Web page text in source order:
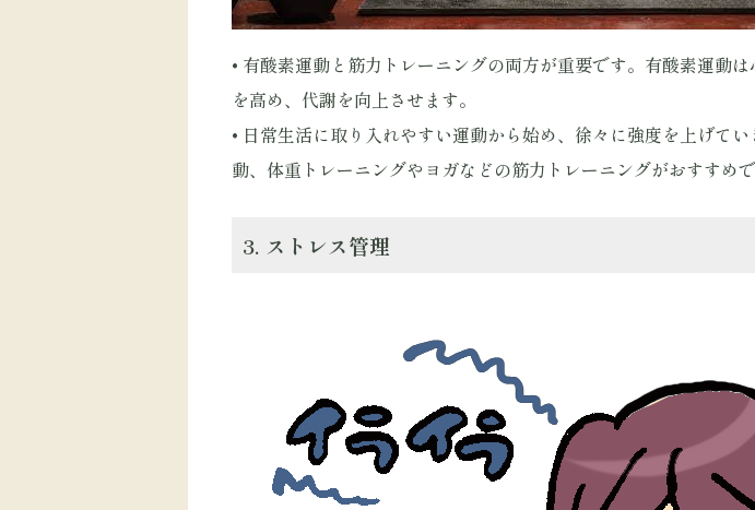
• 有酸素運動と筋力トレーニングの両方が重要です。有酸素運動
を高め、代謝を向上させます。
• 日常生活に取り入れやすい運動から始め、徐々に強度を上げて
動、体重トレーニングやヨガなどの筋力トレーニングがおすすめで
3. ストレス管理